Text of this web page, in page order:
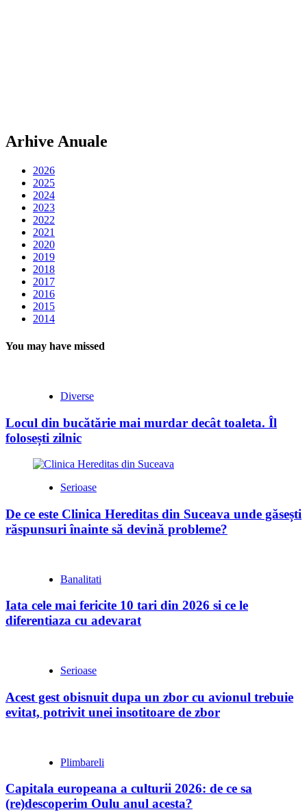
Arhive Anuale
2026
2025
2024
2023
2022
2021
2020
2019
2018
2017
2016
2015
2014
You may have missed
Diverse
Locul din bucătărie mai murdar decât toaleta. Îl
folosești zilnic
Serioase
De ce este Clinica Hereditas din Suceava unde găsești
răspunsuri înainte să devină probleme?
Banalitati
Iata cele mai fericite 10 tari din 2026 si ce le
diferentiaza cu adevarat
Serioase
Acest gest obisnuit dupa un zbor cu avionul trebuie
evitat, potrivit unei insotitoare de zbor
Plimbareli
Capitala europeana a culturii 2026: de ce sa
(re)descoperim Oulu anul acesta?